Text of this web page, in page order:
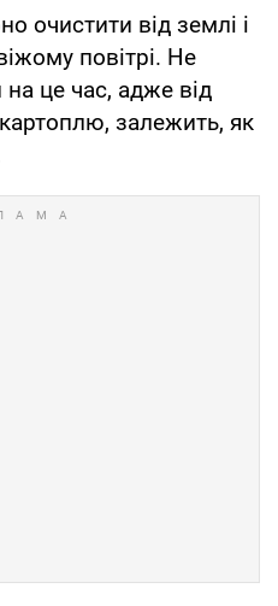
очистити від землі і
повітрі. Не
на це час, адже від
залежить, як